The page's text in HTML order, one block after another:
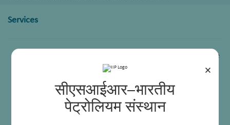
×
सीएसआईआर–भारतीय
पेट्रोलियम संस्थान
Services
The facility is engaged in the testing of regulatory standards for the
automotive fuels as per standard test methods (IS, ASTM, IP etc.)